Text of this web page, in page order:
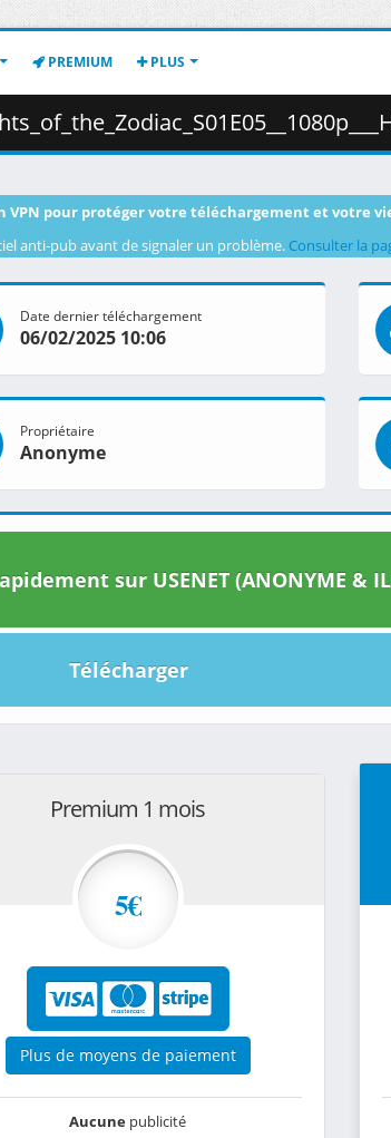
PREMIUM PLUS
Audio___Multi-Subs___C715B5C4_.mkv.004 (
pour protéger votre téléchargement et votre
anti-pub avant de signaler un problème. Consulter la
Date dernier téléchargement
06/02/2025 10:06
Propriétaire
Anonyme
sur USENET (ANONYME &
Télécharger
Premium 1 mois
5€
Plus de moyens de paiement
Aucune publicité